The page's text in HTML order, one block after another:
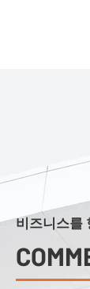
비즈니스를